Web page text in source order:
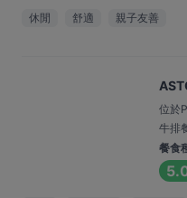
休閒 舒適 親子友善
位於
牛排
餐食